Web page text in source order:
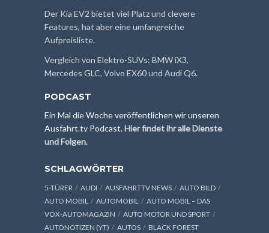
Der Kia EV2 bietet viel Platz und clevere
Features, hat aber eine umfangreiche
Aufpreisliste.
Vergleich von Elektro-SUVs: BMW iX3,
Mercedes GLC, Volvo EX60 und Audi Q6.
PODCAST
Ein Mal die Woche veröffentlichen wir unseren
Ausfahrt.tv Podcast.Hier findet ihr alle Dienste
und Folgen.
SCHLAGWÖRTER
5-TÜRER AUDI AUSFAHRTTV NEWS
AUTO BILD
AUTO MOBIL
AUTOMOBIL
AUTO MOBIL – DAS
VOX-AUTOMAGAZIN
AUTO MOTOR UND SPORT
AUTONOTIZEN (YT)
AUTOS
BLACK FOREST